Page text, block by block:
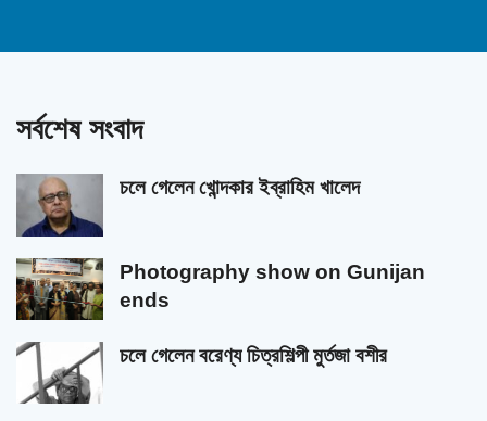
সর্বশেষ সংবাদ
চলে গেলেন খোন্দকার ইব্রাহিম খালেদ
Photography show on Gunijan
ends
চলে গেলেন বরেণ্য চিত্রশিল্পী মুর্তজা বশীর